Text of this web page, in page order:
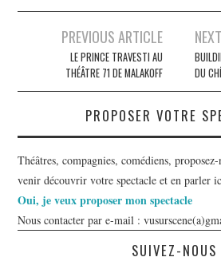
Navigation
articles
PREVIOUS ARTICLE
LE PRINCE TRAVESTI AU
THÉÂTRE 71 DE MALAKOFF
DU
PROPOSER VOTRE
Théâtres, compagnies, comédiens,
venir découvrir votre spectacle et en parler
Oui, je veux proposer mon spectacle
Nous contacter par e-mail :
SUIVEZ-NOUS